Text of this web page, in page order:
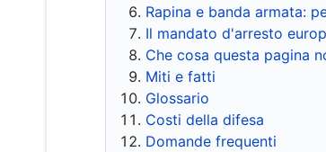
Rapina e banda armata:
Il mandato d'arresto
Che cosa questa pagina
Miti e fatti
Glossario
Costi della difesa
Domande frequenti